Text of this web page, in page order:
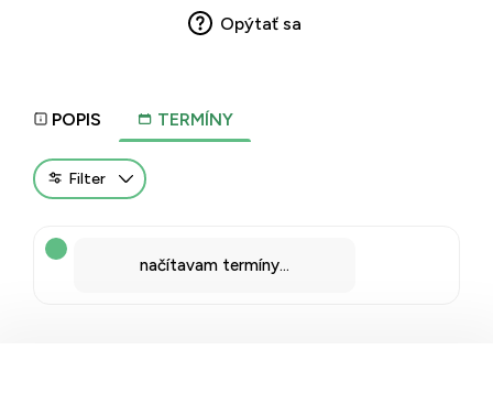
POPIS TERMÍNY
Filter
načítavam termíny...
Opýtať sa